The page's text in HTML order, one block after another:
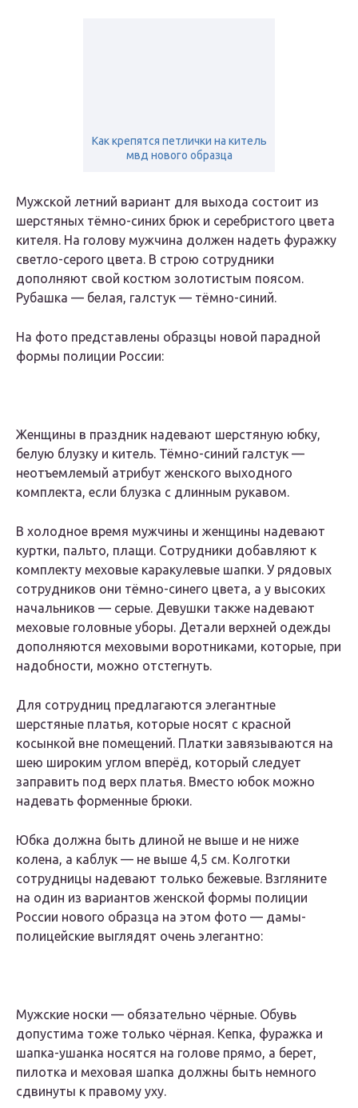
Как крепятся петлички на китель
мвд нового образца
Мужской летний вариант для выхода состоит из
шерстяных тёмно-синих брюк и серебристого цвета
кителя. На голову мужчина должен надеть фуражку
светло-серого цвета. В строю сотрудники
дополняют свой костюм золотистым поясом.
Рубашка — белая, галстук — тёмно-синий.
На фото представлены образцы новой парадной
формы полиции России:
Женщины в праздник надевают шерстяную юбку,
белую блузку и китель. Тёмно-синий галстук —
неотъемлемый атрибут женского выходного
комплекта, если блузка с длинным рукавом.
В холодное время мужчины и женщины надевают
куртки, пальто, плащи. Сотрудники добавляют к
комплекту меховые каракулевые шапки. У рядовых
сотрудников они тёмно-синего цвета, а у высоких
начальников — серые. Девушки также надевают
меховые головные уборы. Детали верхней одежды
дополняются меховыми воротниками, которые, при
надобности, можно отстегнуть.
Для сотрудниц предлагаются элегантные
шерстяные платья, которые носят с красной
косынкой вне помещений. Платки завязываются на
шею широким углом вперёд, который следует
заправить под верх платья. Вместо юбок можно
надевать форменные брюки.
Юбка должна быть длиной не выше и не ниже
колена, а каблук — не выше 4,5 см. Колготки
сотрудницы надевают только бежевые. Взгляните
на один из вариантов женской формы полиции
России нового образца на этом фото — дамы-
полицейские выглядят очень элегантно:
Мужские носки — обязательно чёрные. Обувь
допустима тоже только чёрная. Кепка, фуражка и
шапка-ушанка носятся на голове прямо, а берет,
пилотка и меховая шапка должны быть немного
сдвинуты к правому уху.